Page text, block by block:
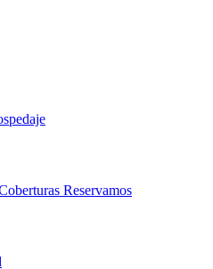
Reservamos